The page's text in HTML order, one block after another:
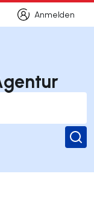
Anmelden
Anmelden